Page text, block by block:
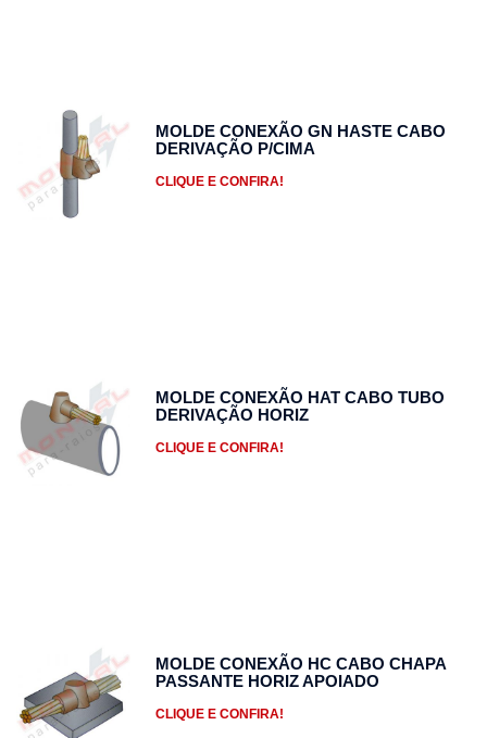
MOLDE CONEXÃO GN HASTE CABO
DERIVAÇÃO P/CIMA
CLIQUE E CONFIRA!
MOLDE CONEXÃO HAT CABO TUBO
DERIVAÇÃO HORIZ
CLIQUE E CONFIRA!
MOLDE CONEXÃO HC CABO CHAPA
PASSANTE HORIZ APOIADO
CLIQUE E CONFIRA!